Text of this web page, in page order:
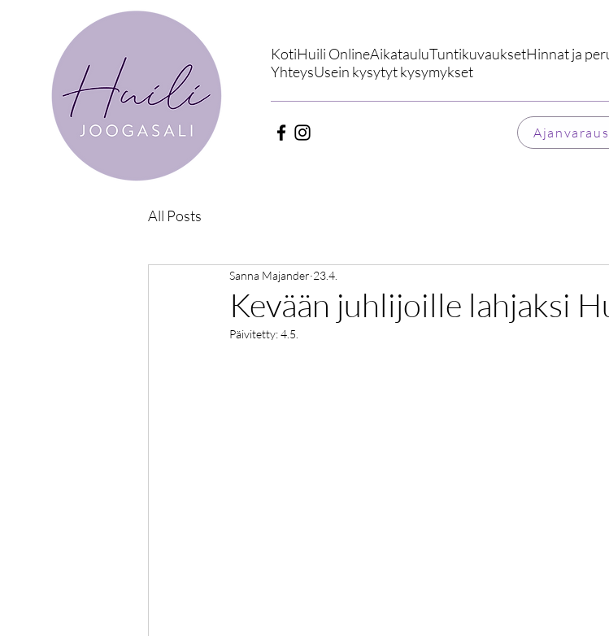
KotiHuili OnlineAikatauluTuntikuvauksetHinnat ja
YhteysUsein kysytyt kysymykset
Ajanvaraus
All Posts
Kevään juhlijoille lahjaksi
Sanna Majander 23.4.
Päivitetty:4.5.